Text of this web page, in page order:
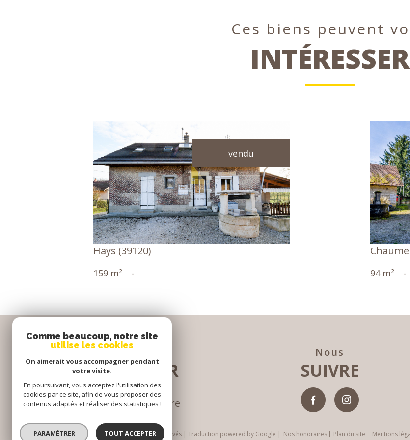
Ces biens peuvent
INTÉRESSER
vendu
voir le bien
Hays (39120)
159 m² - 94 m² -
Se
CONNECTER
espace propriétaire
Nous
SUIVRE
© 2026 | Tous droits réservés | Traduction powered by Google | Nos honoraires Plan du site Mentions
Comme beaucoup, notre site
utilise les cookies
On aimerait vous accompagner pendant
votre visite.
En poursuivant, vous acceptez l'utilisation des
cookies par ce site, afin de vous proposer des
contenus adaptés et réaliser des statistiques !
PARAMÉTRER TOUT ACCEPTER